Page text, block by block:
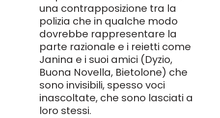
una contrapposizione tra la
polizia che in qualche modo
dovrebbe rappresentare la
parte razionale e i reietti come
Janina e i suoi amici (Dyzio,
Buona Novella, Bietolone) che
sono invisibili, spesso voci
inascoltate, che sono lasciati a
loro stessi.